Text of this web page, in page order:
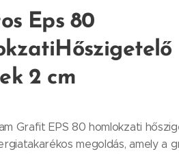
Eps 80
2 cm
Grafit EPS 80 homlokzati
megoldás, amely a